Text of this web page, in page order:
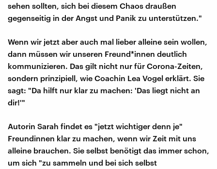
sehen sollten, sich bei diesem Chaos draußen
gegenseitig in der Angst und Panik zu unterstützen."
Wenn wir jetzt aber auch mal lieber alleine sein wollen,
dann müssen wir unseren Freund*innen deutlich
kommunizieren. Das gilt nicht nur für Corona-Zeiten,
sondern prinzipiell, wie Coachin Lea Vogel erklärt. Sie
sagt: "Da hilft nur klar zu machen: 'Das liegt nicht an
dir!'"
Autorin Sarah findet es "jetzt wichtiger denn je"
Freundinnen klar zu machen, wenn wir Zeit mit uns
alleine brauchen. Sie selbst benötigt das immer schon,
um sich "zu sammeln und bei sich selbst